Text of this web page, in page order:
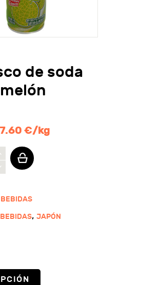
de soda
€/kg
BEBIDAS
BEBIDAS, JAPÓN